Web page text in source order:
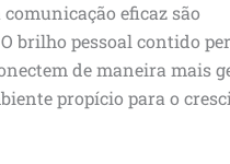
comunicação eficaz são
brilho pessoal contido
de maneira mais
propício para o